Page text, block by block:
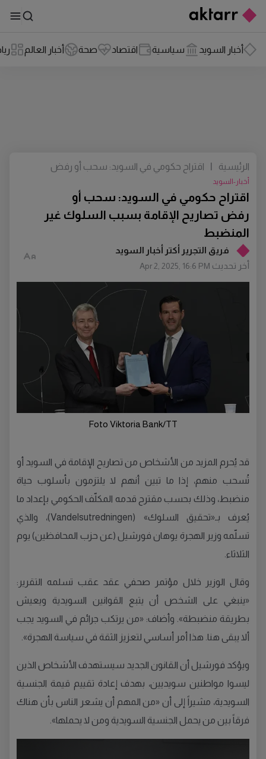
أخبار السويد سياسية اقتصاد صحة أخبار العالم
فريق التجرير أكتر أخبار السويد
أخر تحديث Apr 2, 2025, 16:6 PM
اقتراح حكومي في السويد: سحب أو
رفض تصاريح الإقامة بسبب السلوك غير
المنضبط
أخبار-السويد
الرئيسية |
اقتراح حكومي في السويد: سحب أو رفض
المنضبط
Foto Viktoria Bank/TT
قد يُحرم المزيد من الأشخاص من تصاريح الإقامة في السويد أو
تُسحب منهم، إذا ما تبين أنهم لا يلتزمون بأسلوب حياة
منضبط، وذلك بحسب مقترح قدمه المكلّف الحكومي بإعداد ما
يُعرف بـ«تحقيق السلوك» (Vandelsutredningen)، والذي
تسلّمه وزير الهجرة يوهان فورشيل (عن حزب المحافظين) يوم
الثلاثاء.
وقال الوزير خلال مؤتمر صحفي عقد عقب تسلمه التقرير:
«ينبغي على الشخص أن يتبع القوانين السويدية ويعيش
بطريقة منضبطة». وأضاف: «من يرتكب جرائم في السويد يجب
ألا يبقى هنا. هذا أمر أساسي لتعزيز الثقة في سياسة الهجرة».
ويؤكد فورشيل أن القانون الجديد سيستهدف الأشخاص الذين
ليسوا مواطنين سويديين، بهدف إعادة تقييم قيمة الجنسية
السويدية، مشيراً إلى أن «من المهم أن يشعر الناس بأن هناك
فرقاً بين من يحمل الجنسية السويدية ومن لا يحملها».